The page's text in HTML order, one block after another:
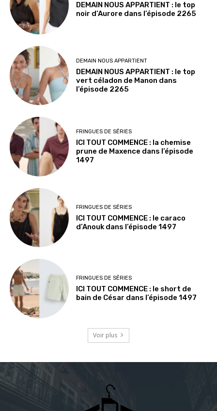
DEMAIN NOUS APPARTIENT : le top
noir d’Aurore dans l’épisode 2265
DEMAIN NOUS APPARTIENT
DEMAIN NOUS APPARTIENT : le top
vert céladon de Manon dans
l’épisode 2265
FRINGUES DE SÉRIES
ICI TOUT COMMENCE : la chemise
prune de Maxence dans l’épisode
1497
FRINGUES DE SÉRIES
ICI TOUT COMMENCE : le caraco
d’Anouk dans l’épisode 1497
FRINGUES DE SÉRIES
ICI TOUT COMMENCE : le short de
bain de César dans l’épisode 1497
Voir plus